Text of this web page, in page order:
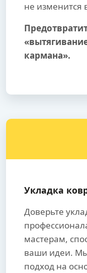
не изменится
кармана».
Укладка
Доверьте
мастерам,
ваши идеи.
подход на